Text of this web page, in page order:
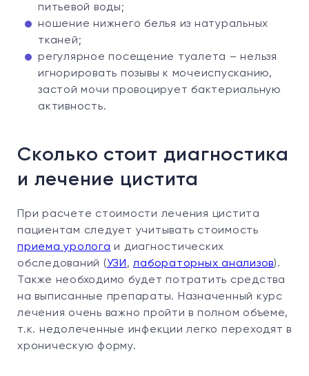
питьевой воды;
ношение нижнего белья из натуральных
тканей;
регулярное посещение туалета – нельзя
игнорировать позывы к мочеиспусканию,
застой мочи провоцирует бактериальную
активность.
Сколько стоит диагностика
и лечение цистита
При расчете стоимости лечения цистита
пациентам следует учитывать стоимость
приема уролога и диагностических
обследований (УЗИ ,лабораторных анализов).
Также необходимо будет потратить средства
на выписанные препараты. Назначенный курс
лечения очень важно пройти в полном объеме,
т.к. недолеченные инфекции легко переходят в
хроническую форму.